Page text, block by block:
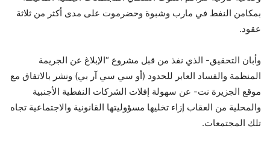
بمكامن النفط في مارب وشبوة وحضرموت على مدى أكثر من ثلاثة
عقود.
وأبان التحقيق- الذي نفذ من قبل مشروع “الإبلاغ عن الجريمة
المنظمة والفساد العابر للحدود (أو سي سي آر بي) ونشر بالاتفاق مع
موقع الجزيرة نت- عن سهولة إفلات الشركات النفطية الأجنبية
والمحلية من العقاب إزاء تخليها مسؤوليتها القانونية والاجتماعية تجاه
تلك المجتمعات.